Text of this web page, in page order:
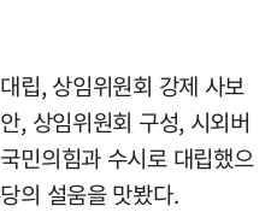
립, 상임위원회 강제 사보
, 상임위원회 구성, 시외버
민의힘과 수시로 대립했으
의 설움을 맛봤다.